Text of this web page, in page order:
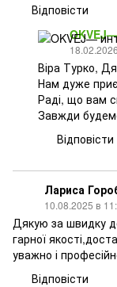
Відповісти
Віра Турко,
Нам дуже
Раді, що вам
Завжди
Відповісти
Лариса
10.08.2025 в
Дякую за швидку
гарної
уважно і
Відповісти